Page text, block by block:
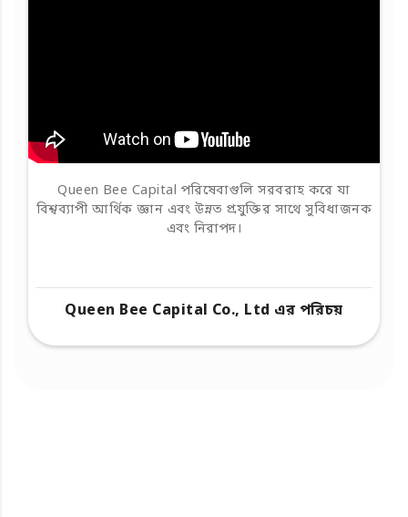
Queen Bee Capital পরিষেবাগুলি সরবরাহ করে যা
বিশ্বব্যাপী আর্থিক জ্ঞান এবং উন্নত প্রযুক্তির সাথে সুবিধাজনক
এবং নিরাপদ।
Queen Bee Capital Co., Ltd এর পরিচয়